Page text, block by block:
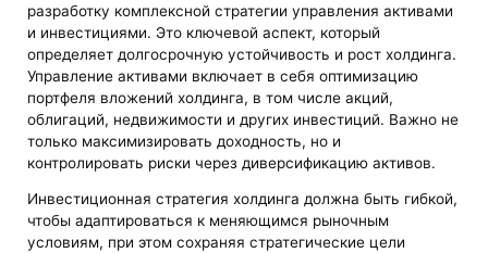
разработку комплексной стратегии управления активами
и инвестициями. Это ключевой аспект, который
определяет долгосрочную устойчивость и рост холдинга.
Управление активами включает в себя оптимизацию
портфеля вложений холдинга, в том числе акций,
облигаций, недвижимости и других инвестиций. Важно не
только максимизировать доходность, но и
контролировать риски через диверсификацию активов.
Инвестиционная стратегия холдинга должна быть гибкой,
чтобы адаптироваться к меняющимся рыночным
условиям, при этом сохраняя стратегические цели